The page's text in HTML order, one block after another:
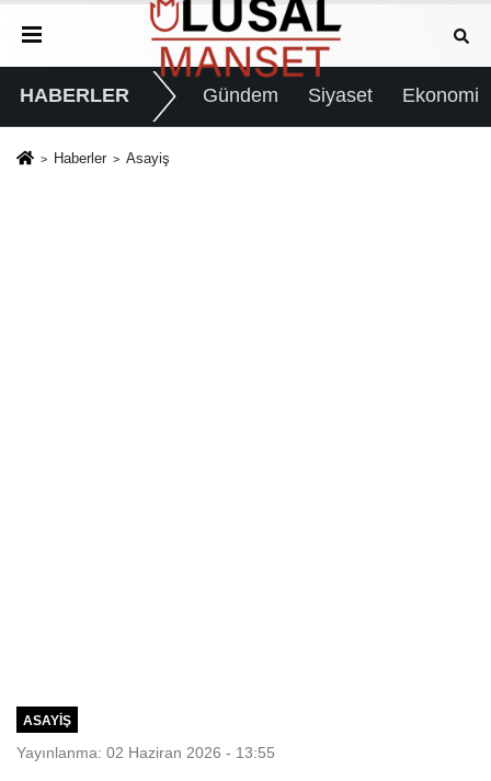
HABERLER Gündem Siyaset Ekonomi
Haberler Asayiş
ASAYIŞ
Yayınlanma: 02 Haziran 2026 - 13:55